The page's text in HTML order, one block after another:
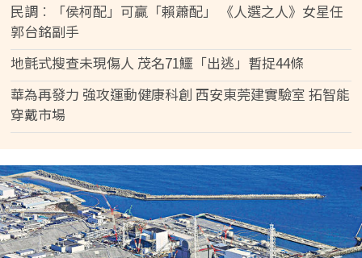
民調︰「侯柯配」可贏「賴蕭配」 《人選之人》女星任
郭台銘副手
地氈式搜查未現傷人 茂名71鱷「出逃」暫捉44條
華為再發力 強攻運動健康科創 西安東莞建實驗室 拓智能
穿戴市場